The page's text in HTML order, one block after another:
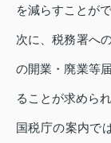
を減らすことがで
次に、税務署へ
の開業・廃業等
ることが求められ
国税庁の案内で